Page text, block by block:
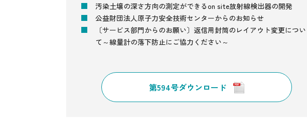
汚染土壌の深さ方向の測定ができるon site放射線検出器の開発
公益財団法人原子力安全技術センターからのお知らせ
〔サービス部門からのお願い〕返信用封筒のレイアウト変更につい
て～線量計の落下防止にご協力ください～
第594号ダウンロード